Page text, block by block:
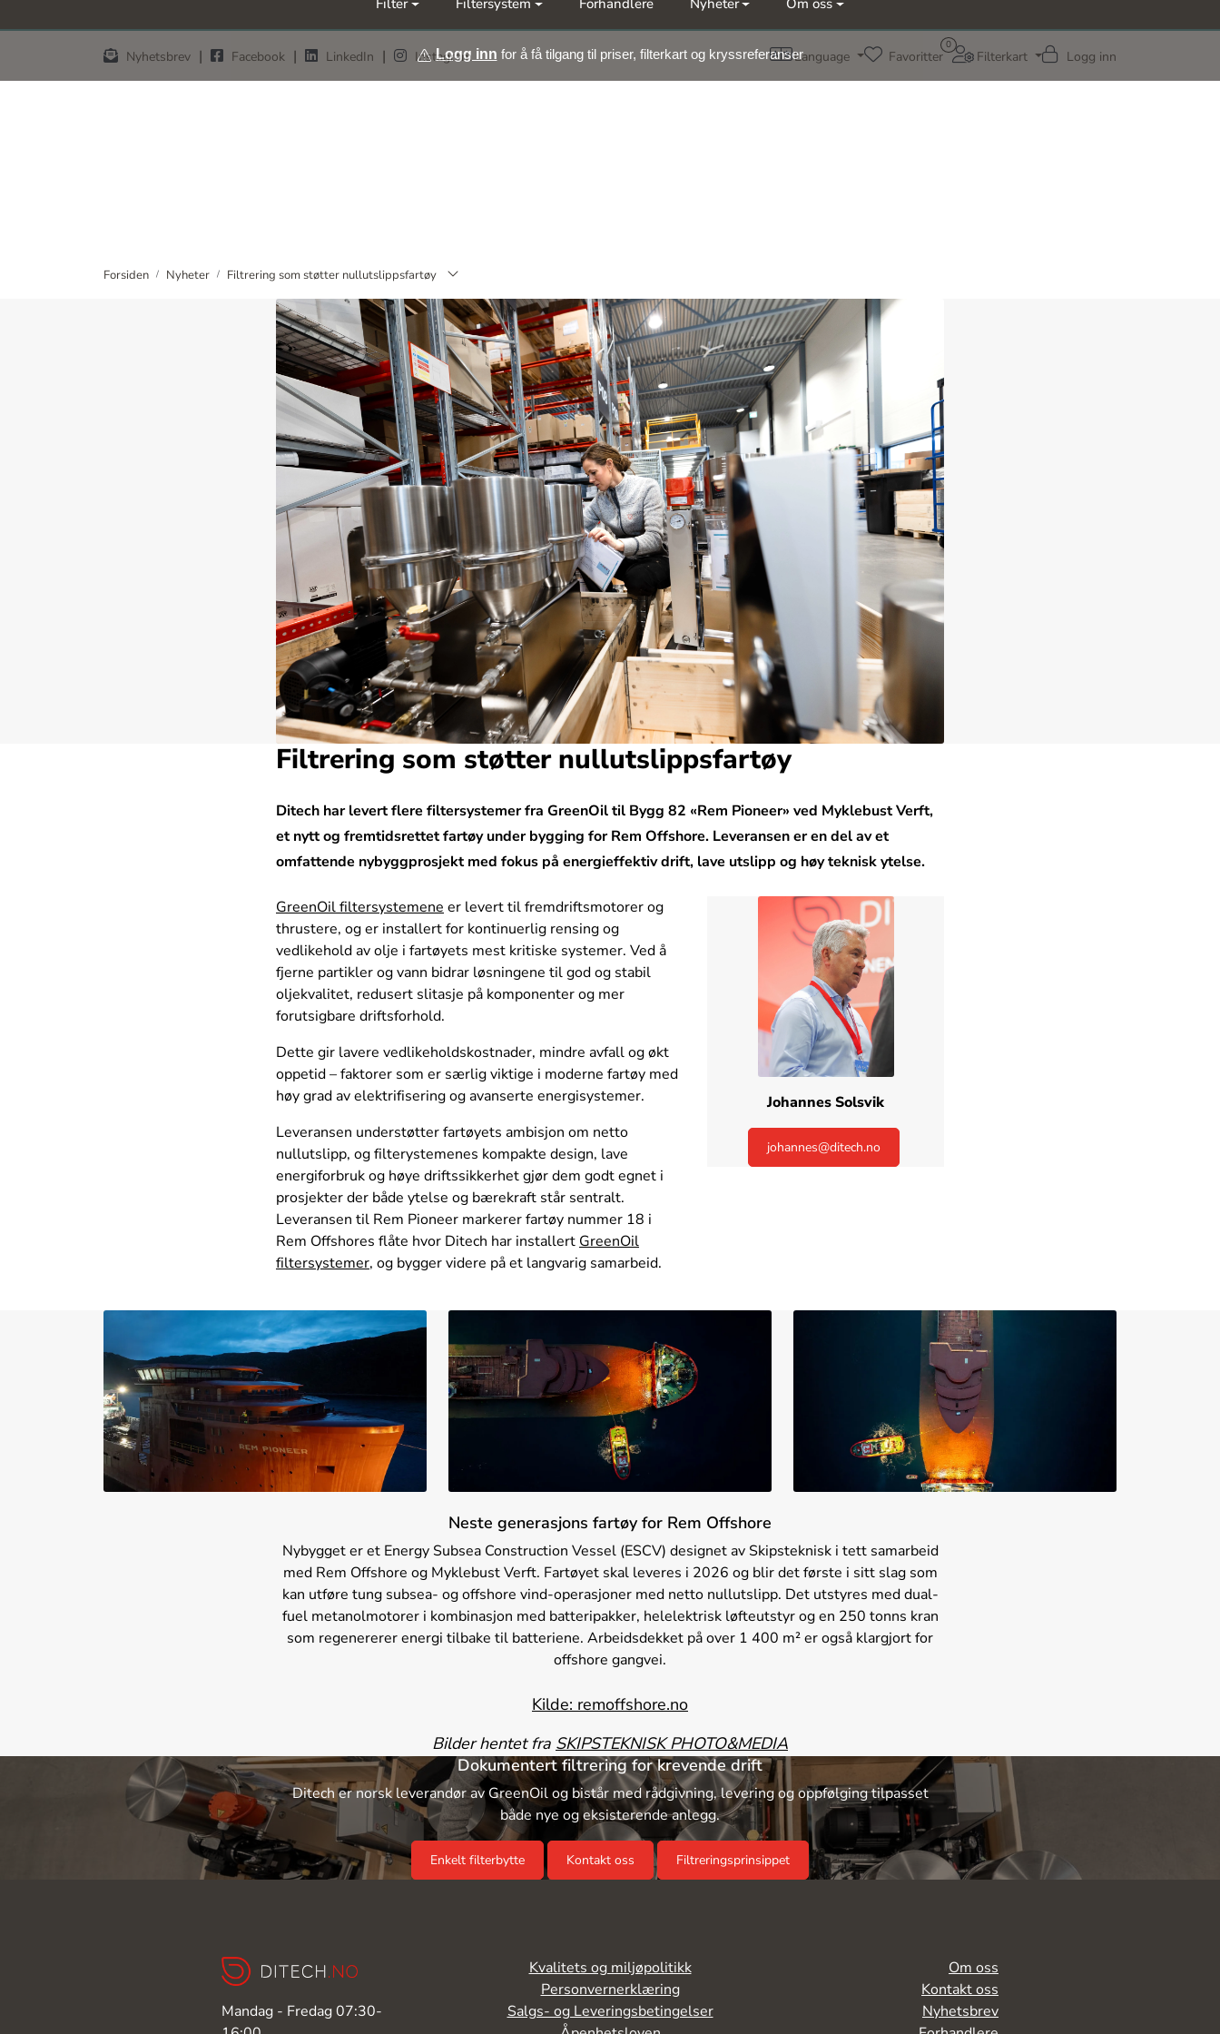
Nyhetsbrev | Facebook | LinkedIn | Instagram Language
0
Favoritter Filterkart Logg inn
Filter Filtersystem Forhandlere Nyheter Om oss
Logg inn for å få tilgang til priser, filterkart og kryssreferanser
Forsiden Nyheter Filtrering som støtter nullutslippsfartøy
GreenOil filtersystemene er levert til fremdriftsmotorer og
thrustere, og er installert for kontinuerlig rensing og
vedlikehold av olje i fartøyets mest kritiske systemer. Ved å
fjerne partikler og vann bidrar løsningene til god og stabil
oljekvalitet, redusert slitasje på komponenter og mer
forutsigbare driftsforhold.
Dette gir lavere vedlikeholdskostnader, mindre avfall og økt
oppetid – faktorer som er særlig viktige i moderne fartøy med
høy grad av elektrifisering og avanserte energisystemer.
Leveransen understøtter fartøyets ambisjon om netto
nullutslipp, og filterystemenes kompakte design, lave
energiforbruk og høye driftssikkerhet gjør dem godt egnet i
prosjekter der både ytelse og bærekraft står sentralt.
Leveransen til Rem Pioneer markerer fartøy nummer 18 i
Rem Offshores flåte hvor Ditech har installert GreenOil
filtersystemer, og bygger videre på et langvarig samarbeid.
Filtrering som støtter nullutslippsfartøy
Ditech har levert flere filtersystemer fra GreenOil til Bygg 82 «Rem Pioneer» ved Myklebust Verft,
et nytt og fremtidsrettet fartøy under bygging for Rem Offshore. Leveransen er en del av et
omfattende nybyggprosjekt med fokus på energieffektiv drift, lave utslipp og høy teknisk ytelse.
Johannes Solsvik
johannes@ditech.no
Neste generasjons fartøy for Rem Offshore
Nybygget er et Energy Subsea Construction Vessel (ESCV) designet av Skipsteknisk i tett samarbeid
med Rem Offshore og Myklebust Verft. Fartøyet skal leveres i 2026 og blir det første i sitt slag som
kan utføre tung subsea- og offshore vind-operasjoner med netto nullutslipp. Det utstyres med dual-
fuel metanolmotorer i kombinasjon med batteripakker, helelektrisk løfteutstyr og en 250 tonns kran
som regenererer energi tilbake til batteriene. Arbeidsdekket på over 1 400 m² er også klargjort for
offshore gangvei.
Kilde: remoffshore.no
Bilder hentet fra SKIPSTEKNISK PHOTO&MEDIA
Dokumentert filtrering for krevende drift
Ditech er norsk leverandør av GreenOil og bistår med rådgivning, levering og oppfølging tilpasset
både nye og eksisterende anlegg.
Enkelt filterbytte Kontakt oss Filtreringsprinsippet
Mandag - Fredag 07:30-
Kvalitets og miljøpolitikk
Personvernerklæring
Salgs- og Leveringsbetingelser
Om oss
Kontakt oss
Nyhetsbrev